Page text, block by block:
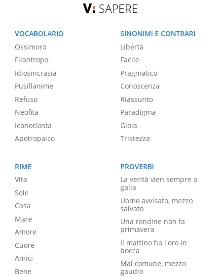
SAPERE
VOCABOLARIO
Ossimoro
Filantropo
Idiosincrasia
Pusillanime
Refuso
Neofita
Iconoclasta
Apotropaico
SINONIMI E CONTRARI
Libertà
Facile
Pragmatico
Conoscenza
Riassunto
Paradigma
Gioia
Tristezza
RIME
Vita
Sole
Casa
Mare
Amore
Cuore
Amici
Bene
PROVERBI
La verità vien sempre a
galla
Uomo avvisato, mezzo
salvato
Una rondine non fa
primavera
Il mattino ha l'oro in
bocca
Mal comune, mezzo
gaudio